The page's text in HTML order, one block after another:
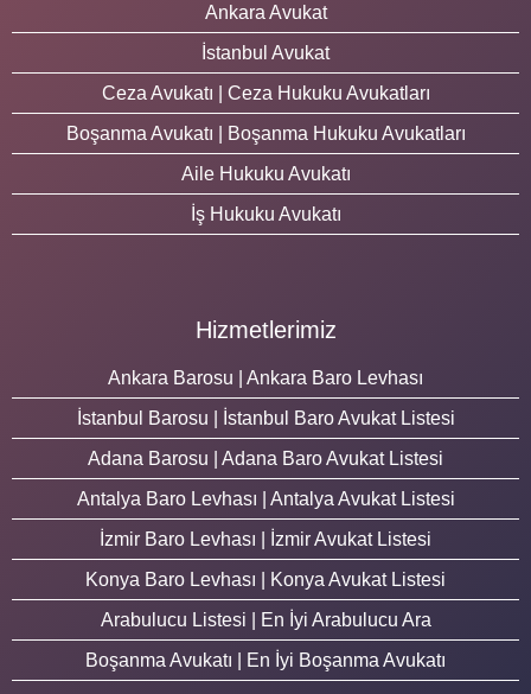
Ankara Avukat
İstanbul Avukat
Ceza Avukatı | Ceza Hukuku Avukatları
Boşanma Avukatı | Boşanma Hukuku Avukatları
Aile Hukuku Avukatı
İş Hukuku Avukatı
Hizmetlerimiz
Ankara Barosu | Ankara Baro Levhası
İstanbul Barosu | İstanbul Baro Avukat Listesi
Adana Barosu | Adana Baro Avukat Listesi
Antalya Baro Levhası | Antalya Avukat Listesi
İzmir Baro Levhası | İzmir Avukat Listesi
Konya Baro Levhası | Konya Avukat Listesi
Arabulucu Listesi | En İyi Arabulucu Ara
Boşanma Avukatı | En İyi Boşanma Avukatı